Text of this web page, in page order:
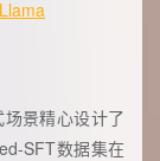
景精心设计了
SFT数据集在